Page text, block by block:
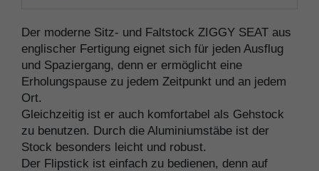
Der moderne Sitz- und Faltstock ZIGGY SEAT aus
englischer Fertigung eignet sich für jeden Ausflug
und Spaziergang, denn er ermöglicht eine
Erholungspause zu jedem Zeitpunkt und an jedem
Ort.
Gleichzeitig ist er auch komfortabel als Gehstock
zu benutzen. Durch die Aluminiumstäbe ist der
Stock besonders leicht und robust.
Der Flipstick ist einfach zu bedienen, denn auf